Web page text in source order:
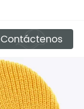
Contáctenos